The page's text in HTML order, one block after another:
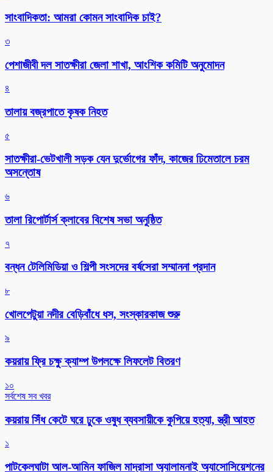
সাংবাদিকতা: আমরা কোমন সাংবাদিক চাই?
৩
পেশাজীবী দল সাতক্ষীরা জেলা শাখা, আংশিক কমিটি অনুমোদন
৪
তালায় বজ্রপাতে কৃষক নিহত
৫
সাতক্ষীরা-ভেটখালী সড়ক যেন দুর্ভোগের ফাঁদ, কাজের ঢিমেতালে চরম
অসন্তোষ
৬
‎তালা রিপোর্টার্স ক্লাবের বিশেষ সভা অনুষ্ঠিত
৭
বন্ধন টেলিমিডিয়া ও শিল্পী সংসদের বর্ষসেরা সম্মাননা প্রদান
৮
খোলপেটুয়া নদীর বেড়িবাঁধে ধস, সংস্কারকাজ শুরু
৯
কয়রায় ফ্রি চক্ষু ক্যাম্প উপলক্ষে লিফলেট বিতরণ
১০
সর্বশেষ সব খবর
কয়রায় সিঁধ কেটে ঘরে ঢুকে ওষুধ ব্যবসায়ীকে কুপিয়ে হত্যা, স্ত্রী আহত
১
পাটকেলঘাটা আল-আমিন ফাজিল মাদ্রাসা অ্যালামনাই অ্যাসোসিয়েশনের